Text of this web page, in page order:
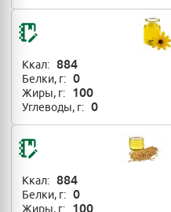
Ккал: 884
Белки, г: 0
Жиры, г: 100
Углеводы, г: 0
Ккал: 884
Белки, г: 0
Жиры, г: 100